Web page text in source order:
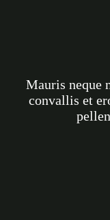
Mauris neque
convallis et